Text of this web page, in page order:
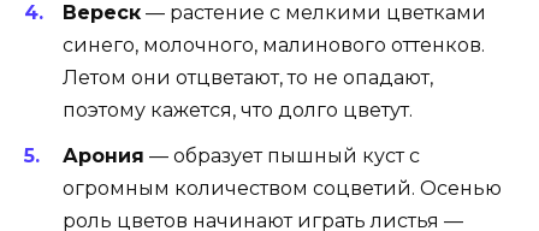
Вереск — растение с мелкими цветками
синего, молочного, малинового оттенков.
Летом они отцветают, то не опадают,
поэтому кажется, что долго цветут.
Арония — образует пышный куст с
огромным количеством соцветий. Осенью
роль цветов начинают играть листья —